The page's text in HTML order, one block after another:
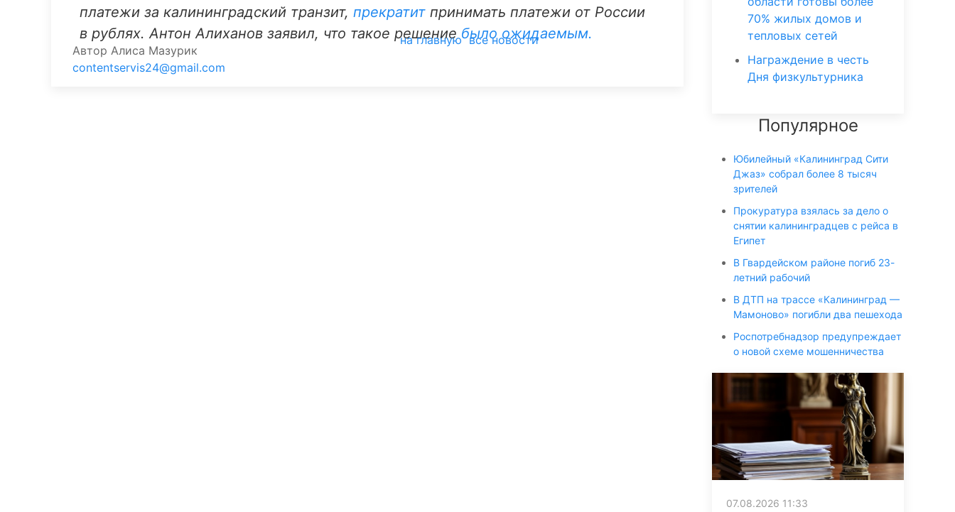
платежи за калининградский транзит, прекратит принимать платежи от России
в рублях. Антон Алиханов заявил, что такое решениебыло ожидаемым.
Автор Алиса Мазурик
contentservis24@gmail.com
на главную все новости
70% жилых домов и
тепловых сетей
Награждение в честь
Дня физкультурника
Популярное
Юбилейный «Калининград Сити
Джаз» собрал более 8 тысяч
зрителей
Прокуратура взялась за дело о
снятии калининградцев с рейса в
Египет
В Гвардейском районе погиб 23-
летний рабочий
В ДТП на трассе «Калининград —
Мамоново» погибли два пешехода
Роспотребнадзор предупреждает
о новой схеме мошенничества
07.08.2026 11:33